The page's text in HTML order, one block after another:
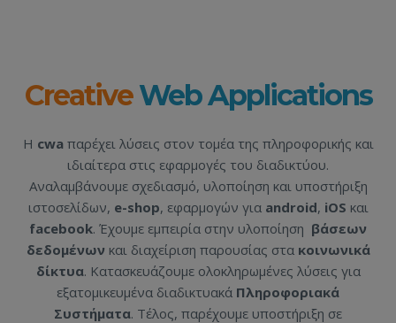
CreativeWeb Applications
Η cwaπαρέχει λύσεις στον τομέα της πληροφορικής και
ιδιαίτερα στις εφαρμογές του διαδικτύου.
Αναλαμβάνουμε σχεδιασμό, υλοποίηση και υποστήριξη
ιστοσελίδων, e-shop, εφαρμογών για android, iOS και
facebook. Έχουμε εμπειρία στην υλοποίηση βάσεων
δεδομένων και διαχείριση παρουσίας στα κοινωνικά
δίκτυα. Κατασκευάζουμε ολοκληρωμένες λύσεις για
εξατομικευμένα διαδικτυακά Πληροφοριακά
Συστήματα. Τέλος, παρέχουμε υποστήριξη σε